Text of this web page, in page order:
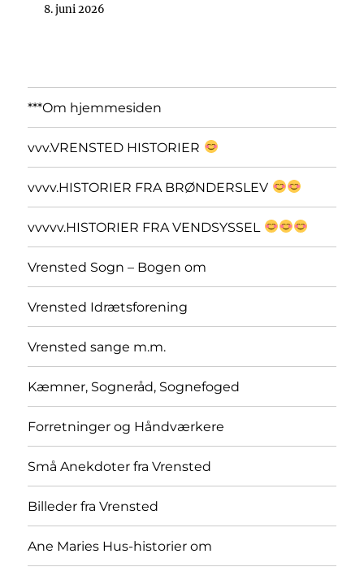
8. juni 2026
***Om hjemmesiden
vvv.VRENSTED HISTORIER
vvvv.HISTORIER FRA BRØNDERSLEV
vvvvv.HISTORIER FRA VENDSYSSEL
Vrensted Sogn – Bogen om
Vrensted Idrætsforening
Vrensted sange m.m.
Kæmner, Sogneråd, Sognefoged
Forretninger og Håndværkere
Små Anekdoter fra Vrensted
Billeder fra Vrensted
Ane Maries Hus-historier om